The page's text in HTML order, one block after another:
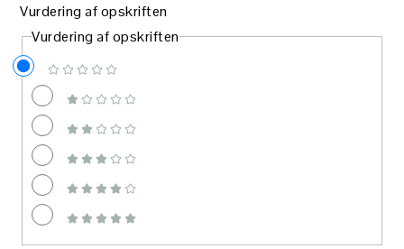
Vurdering af opskriften
Vurdering af opskriften